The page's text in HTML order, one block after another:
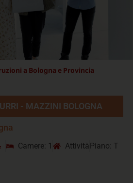
a Bologna e Provincia
- MAZZINI BOLOGNA
Camere: 1 Attività Piano: T